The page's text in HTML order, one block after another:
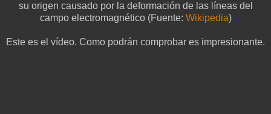
su origen causado por la deformación de las líneas del
campo electromagnético (Fuente: Wikipedia)
Este es el vídeo. Como podrán comprobar es impresionante.